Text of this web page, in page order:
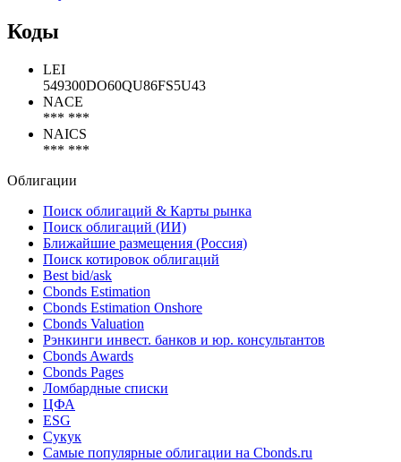
Коды
LEI
549300DO60QU86FS5U43
NACE
*** ***
NAICS
*** ***
Облигации
Поиск облигаций & Карты рынка
Поиск облигаций (ИИ)
Ближайшие размещения (Россия)
Поиск котировок облигаций
Best bid/ask
Cbonds Estimation
Cbonds Estimation Onshore
Cbonds Valuation
Рэнкинги инвест. банков и юр. консультантов
Cbonds Awards
Cbonds Pages
Ломбардные списки
ЦФА
ESG
Сукук
Самые популярные облигации на Cbonds.ru